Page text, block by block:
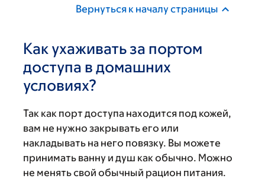
Вернуться к началу страницы
Как ухаживать за портом
доступа в домашних
условиях?
Так как порт доступа находится под кожей,
вам не нужно закрывать его или
накладывать на него повязку. Вы можете
принимать ванну и душ как обычно. Можно
не менять свой обычный рацион питания.